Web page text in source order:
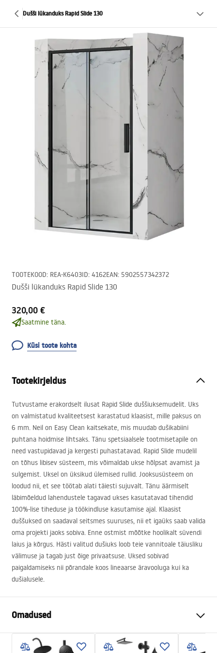
Dušši lükanduks Rapid Slide 130
TOOTEKOOD: REA-K6403ID: 4162EAN: 5902557342372
Dušši lükanduks Rapid Slide 130
320,00 €
Saatmine täna.
Küsi toote kohta
Tootekirjeldus
Tutvustame erakordselt ilusat Rapid Slide duššiuksemudelit. Uks
on valmistatud kvaliteetsest karastatud klaasist, mille paksus on
6 mm. Neil on Easy Clean kaitsekate, mis muudab dušikabiini
puhtana hoidmise lihtsaks. Tänu spetsiaalsele tootmisetapile on
need vastupidavad ja kergesti puhastatavad. Rapid Slide mudelil
on tõhus libisev süsteem, mis võimaldab ukse hõlpsat avamist ja
sulgemist. Uksel on üksikud ülemised rullid. Jooksusüsteem on
loodud nii, et see töötab alati täiesti sujuvalt. Tänu äärmiselt
läbimõeldud lahendustele tagavad ukses kasutatavad tihendid
100%-lise tiheduse ja töökindluse kasutamise ajal. Klaasist
duššuksed on saadaval seitsmes suuruses, nii et igaüks saab valida
oma projekti jaoks sobiva. Enne ostmist mõõtke hoolikalt süvendi
laius ja kõrgus. Hästi valitud dušiuks loob teie vannitoale täiusliku
välimuse ja tagab just õige privaatsuse. Uksed sobivad
paigaldamiseks nii põrandale koos lineaarse äravooluga kui ka
dušialusele.
Omadused
Ukse avamise meetod
Libistades